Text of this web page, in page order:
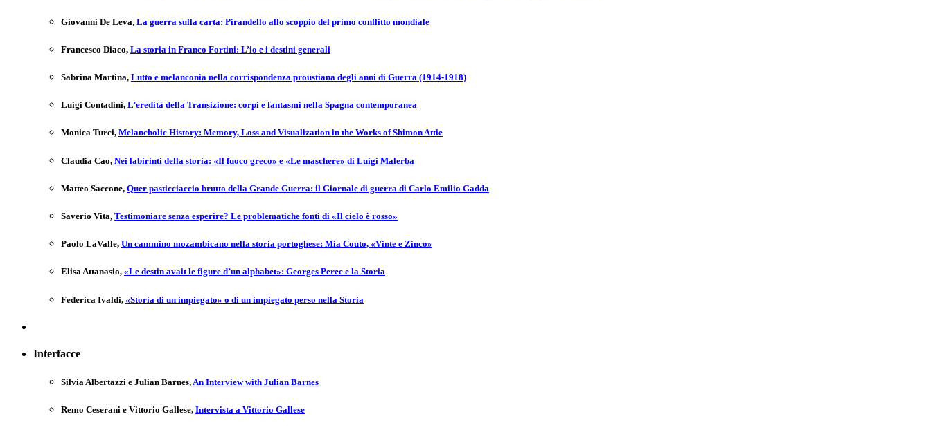
Giovanni De Leva, La guerra sulla carta: Pirandello allo scoppio del primo conflitto mondiale
Francesco Diaco, La storia in Franco Fortini: L’io e i destini generali
Sabrina Martina, Lutto e melanconia nella corrispondenza proustiana degli anni di Guerra (1914-1918)
Luigi Contadini, L’eredità della Transizione: corpi e fantasmi nella Spagna contemporanea
Monica Turci, Melancholic History: Memory, Loss and Visualization in the Works of Shimon Attie
Claudia Cao, Nei labirinti della storia: «Il fuoco greco» e «Le maschere» di Luigi Malerba
Matteo Saccone, Quer pasticciaccio brutto della Grande Guerra: il Giornale di guerra di Carlo Emilio Gadda
Saverio Vita, Testimoniare senza esperire? Le problematiche fonti di «Il cielo è rosso»
Paolo LaValle, Un cammino mozambicano nella storia portoghese: Mia Couto, «Vinte e Zinco»
Elisa Attanasio, «Le destin avait le figure d’un alphabet»: Georges Perec e la Storia
Federica Ivaldi, «Storia di un impiegato» o di un impiegato perso nella Storia
Interfacce
Silvia Albertazzi e Julian Barnes,An Interview with Julian Barnes
Remo Ceserani e Vittorio Gallese, Intervista a Vittorio Gallese